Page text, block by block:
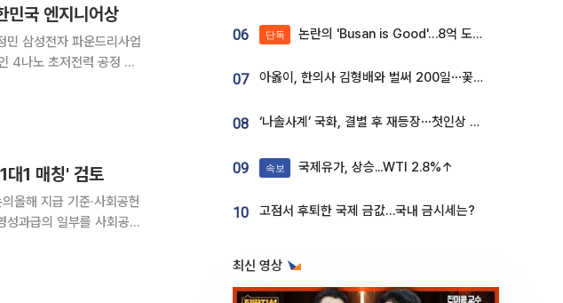
국 엔지니어상
4나노 초저전력 공정 기
대1 매칭' 검토
올해 지급 기준·사회공헌
06 단독 논란의 'Busan is Good'…8억 도시브랜드, 용산 대통령실 CI 업체가 수행
07 아옳이, 한의사 김형배와 벌써 200일⋯꽃다발 들고 "프러포즈 아냐"
08 ‘나솔사계’ 국화, 결별 후 재등장⋯첫인상 투표 휩쓸고 ‘인기녀’ 등극
09 속보 국제유가, 상승...WTI 2.8%↑
10 고점서 후퇴한 국제 금값…국내 금시세는?
최신 영상